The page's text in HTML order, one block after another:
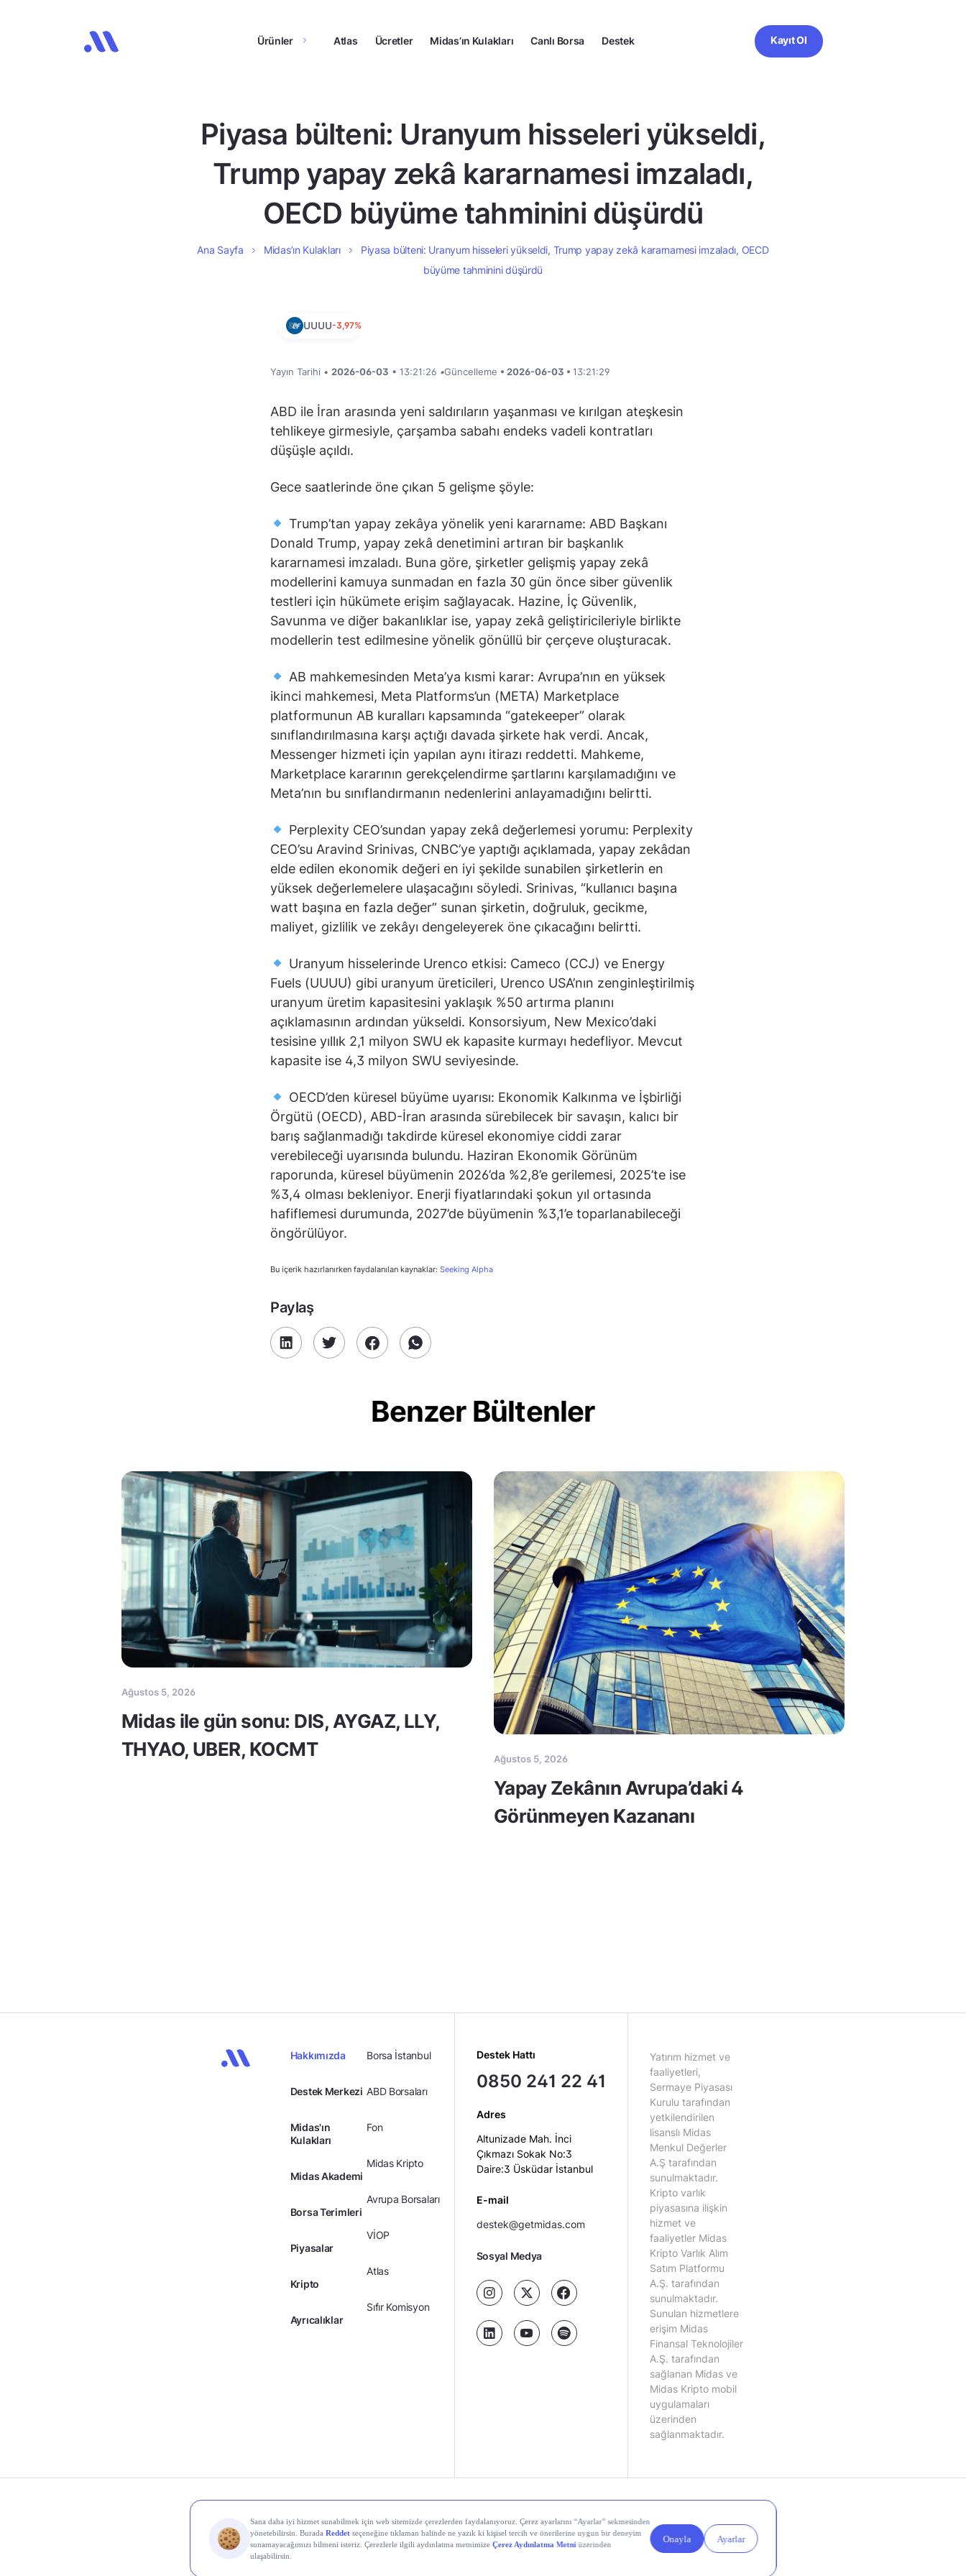
Ürünler Atlas Ücretler Midas’ın Kulakları Canlı Borsa Destek Kayıt Ol
Piyasa bülteni: Uranyum hisseleri yükseldi,
Trump yapay zekâ kararnamesi imzaladı,
OECD büyüme tahminini düşürdü
Ana Sayfa Midas’ın Kulakları
Piyasa bülteni: Uranyum hisseleri yükseldi, Trump yapay zekâ kararnamesi imzaladı, OECD
büyüme tahminini düşürdü
UUUU-3,97%
Yayın Tarihi • 2026-06-03 • 13:21:26 •Güncelleme • 2026-06-03 • 13:21:29
ABD ile İran arasında yeni saldırıların yaşanması ve kırılgan ateşkesin
tehlikeye girmesiyle, çarşamba sabahı endeks vadeli kontratları
düşüşle açıldı.
Gece saatlerinde öne çıkan 5 gelişme şöyle:
Trump’tan yapay zekâya yönelik yeni kararname: ABD Başkanı
Donald Trump, yapay zekâ denetimini artıran bir başkanlık
kararnamesi imzaladı. Buna göre, şirketler gelişmiş yapay zekâ
modellerini kamuya sunmadan en fazla 30 gün önce siber güvenlik
testleri için hükümete erişim sağlayacak. Hazine, İç Güvenlik,
Savunma ve diğer bakanlıklar ise, yapay zekâ geliştiricileriyle birlikte
modellerin test edilmesine yönelik gönüllü bir çerçeve oluşturacak.
AB mahkemesinden Meta’ya kısmi karar: Avrupa’nın en yüksek
ikinci mahkemesi, Meta Platforms’un (META) Marketplace
platformunun AB kuralları kapsamında “gatekeeper” olarak
sınıflandırılmasına karşı açtığı davada şirkete hak verdi. Ancak,
Messenger hizmeti için yapılan aynı itirazı reddetti. Mahkeme,
Marketplace kararının gerekçelendirme şartlarını karşılamadığını ve
Meta’nın bu sınıflandırmanın nedenlerini anlayamadığını belirtti.
Perplexity CEO’sundan yapay zekâ değerlemesi yorumu: Perplexity
CEO’su Aravind Srinivas, CNBC’ye yaptığı açıklamada, yapay zekâdan
elde edilen ekonomik değeri en iyi şekilde sunabilen şirketlerin en
yüksek değerlemelere ulaşacağını söyledi. Srinivas, “kullanıcı başına
watt başına en fazla değer” sunan şirketin, doğruluk, gecikme,
maliyet, gizlilik ve zekâyı dengeleyerek öne çıkacağını belirtti.
Uranyum hisselerinde Urenco etkisi: Cameco (CCJ) ve Energy
Fuels (UUUU) gibi uranyum üreticileri, Urenco USA’nın zenginleştirilmiş
uranyum üretim kapasitesini yaklaşık %50 artırma planını
açıklamasının ardından yükseldi. Konsorsiyum, New Mexico’daki
tesisine yıllık 2,1 milyon SWU ek kapasite kurmayı hedefliyor. Mevcut
kapasite ise 4,3 milyon SWU seviyesinde.
OECD’den küresel büyüme uyarısı: Ekonomik Kalkınma ve İşbirliği
Örgütü (OECD), ABD-İran arasında sürebilecek bir savaşın, kalıcı bir
barış sağlanmadığı takdirde küresel ekonomiye ciddi zarar
verebileceği uyarısında bulundu. Haziran Ekonomik Görünüm
raporunda, küresel büyümenin 2026’da %2,8’e gerilemesi, 2025’te ise
%3,4 olması bekleniyor. Enerji fiyatlarındaki şokun yıl ortasında
hafiflemesi durumunda, 2027’de büyümenin %3,1’e toparlanabileceği
öngörülüyor.
Bu içerik hazırlanırken faydalanılan kaynaklar: Seeking Alpha
Paylaş
Benzer Bültenler
Ağustos 5, 2026
Midas ile gün sonu: DIS, AYGAZ, LLY,
THYAO, UBER, KOCMT
Ağustos 5, 2026
Yapay Zekânın Avrupa’daki 4
Görünmeyen Kazananı
Hakkımızda
Destek Merkezi
Midas'ın
Kulakları
Midas Akademi
Borsa Terimleri
Piyasalar
Kripto
Ayrıcalıklar
Borsa İstanbul
ABD Borsaları
Fon
Midas Kripto
Avrupa Borsaları
VİOP
Atlas
Sıfır Komisyon
Destek Hattı
0850 241 22 41
Adres
Altunizade Mah. İnci
Çıkmazı Sokak No:3
Daire:3 Üsküdar İstanbul
E-mail
destek@getmidas.com
Sosyal Medya
Yatırım hizmet ve
faaliyetleri,
Sermaye Piyasası
Kurulu tarafından
yetkilendirilen
lisanslı Midas
Menkul Değerler
A.Ş tarafından
sunulmaktadır.
Kripto varlık
piyasasına ilişkin
hizmet ve
faaliyetler Midas
Kripto Varlık Alım
Satım Platformu
A.Ş. tarafından
sunulmaktadır.
Sunulan hizmetlere
erişim Midas
Finansal Teknolojiler
A.Ş. tarafından
sağlanan Midas ve
Midas Kripto mobil
uygulamaları
üzerinden
sağlanmaktadır.
Verilerin
Korunması
Gizlilik
Politikası
Yasal
Duyurular
Ayarları